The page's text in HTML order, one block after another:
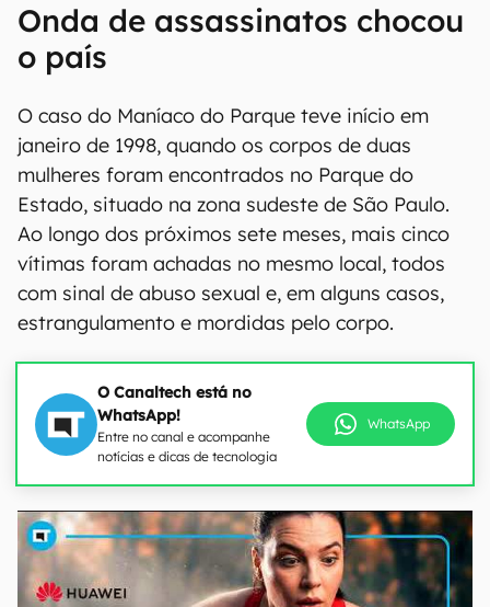
Onda de assassinatos chocou
o país
O caso do Maníaco do Parque teve início em
janeiro de 1998, quando os corpos de duas
mulheres foram encontrados no Parque do
Estado, situado na zona sudeste de São Paulo.
Ao longo dos próximos sete meses, mais cinco
vítimas foram achadas no mesmo local, todos
com sinal de abuso sexual e, em alguns casos,
estrangulamento e mordidas pelo corpo.
O Canaltech está no
WhatsApp!
Entre no canal e acompanhe
notícias e dicas de tecnologia
WhatsApp